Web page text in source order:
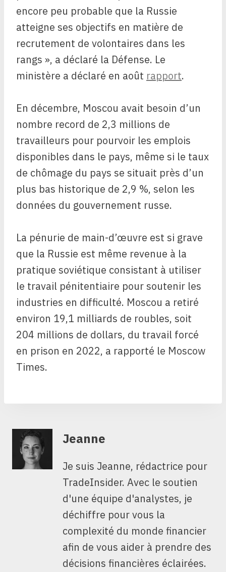
encore peu probable que la Russie
atteigne ses objectifs en matière de
recrutement de volontaires dans les
rangs », a déclaré la Défense. Le
ministère a déclaré en août rapport.
En décembre, Moscou avait besoin d’un
nombre record de 2,3 millions de
travailleurs pour pourvoir les emplois
disponibles dans le pays, même si le taux
de chômage du pays se situait près d’un
plus bas historique de 2,9 %, selon les
données du gouvernement russe.
La pénurie de main-d’œuvre est si grave
que la Russie est même revenue à la
pratique soviétique consistant à utiliser
le travail pénitentiaire pour soutenir les
industries en difficulté. Moscou a retiré
environ 19,1 milliards de roubles, soit
204 millions de dollars, du travail forcé
en prison en 2022, a rapporté le Moscow
Times.
Jeanne
Je suis Jeanne, rédactrice pour
TradeInsider. Avec le soutien
d'une équipe d'analystes, je
déchiffre pour vous la
complexité du monde financier
afin de vous aider à prendre des
décisions financières éclairées.